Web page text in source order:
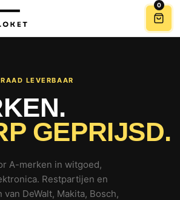
0
LEVERBAAR
GEPRIJSD.
A-merken in witgoed,
Restpartijen en
DeWalt, Makita, Bosch,